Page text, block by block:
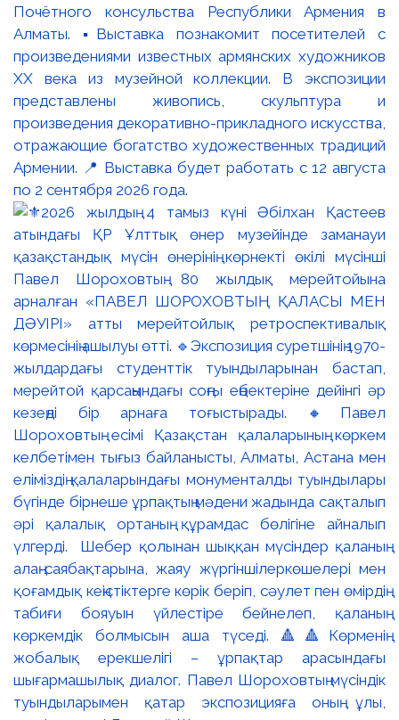
Почётного консульства Республики Армения в
Алматы. ▪️Выставка познакомит посетителей с
произведениями известных армянских художников
XX века из музейной коллекции. В экспозиции
представлены живопись, скульптура и
произведения декоративно-прикладного искусства,
отражающие богатство художественных традиций
Армении. 📍 Выставка будет работать с 12 августа
по 2 сентября 2026 года.